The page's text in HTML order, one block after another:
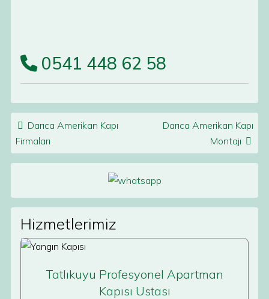
0541 448 62 58
Post navigation
Darıca Amerikan Kapı
Firmaları
Darıca Amerikan Kapı
Montajı
Hizmetlerimiz
Tatlıkuyu Profesyonel Apartman
Kapısı Ustası